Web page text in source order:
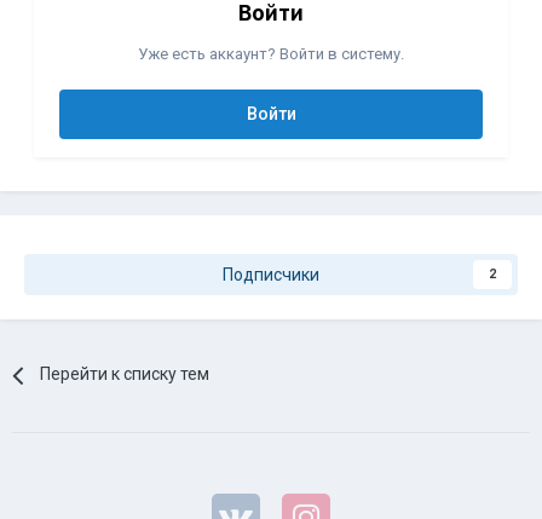
Войти
Уже есть аккаунт? Войти в систему.
Войти
Подписчики 2
Перейти к списку тем